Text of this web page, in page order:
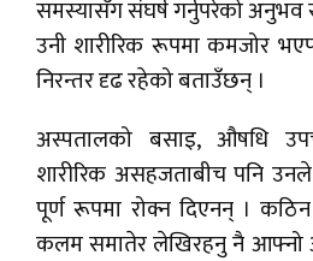
समस्यासँग संघर्ष गर्नुपरेको
उनी शारीरिक रूपमा कमजोर
निरन्तर दृढ रहेको बताउँछन् ।
अस्पतालको बसाइ, औषधि
शारीरिक असहजताबीच पनि
पूर्ण रूपमा रोक्न दिएनन् ।
कलम समातेर लेखिरहनु नै